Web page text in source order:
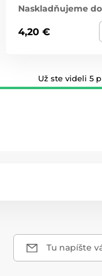
Naskladňujeme
4,20 €
Už ste videli 5
Tu napíšte